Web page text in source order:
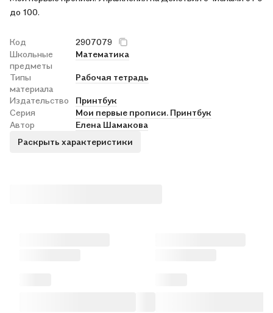
до 100.
Код
2907079
Школьные
предметы
Математика
Типы
материала
Рабочая тетрадь
Издательство
Принтбук
Серия
Мои первые прописи. Принтбук
Автор
Елена Шамакова
Раскрыть характеристики